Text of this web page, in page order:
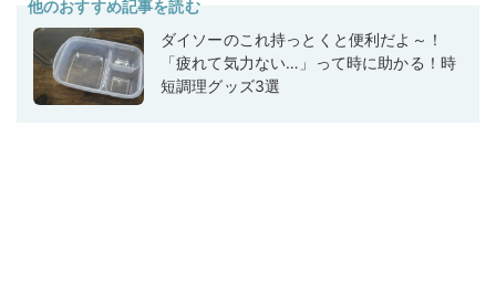
他のおすすめ記事を読む
ダイソーのこれ持っとくと便利だよ～！
「疲れて気力ない…」って時に助かる！時
短調理グッズ3選